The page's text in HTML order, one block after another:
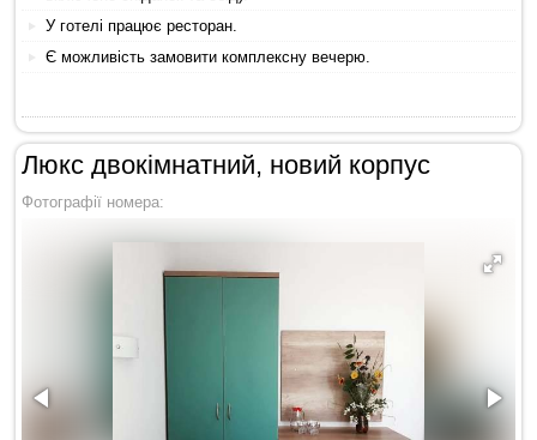
У готелі працює ресторан.
Є можливість замовити комплексну вечерю.
Люкс двокімнатний, новий корпус
Фотографії номера: